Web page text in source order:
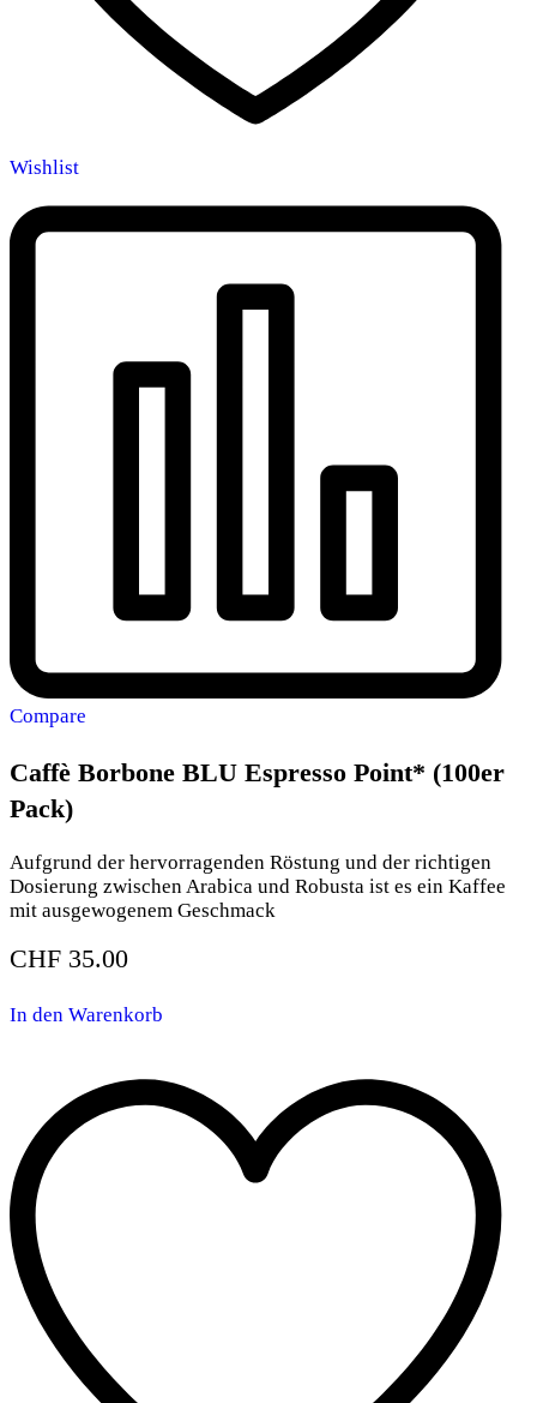
Wishlist
Compare
Caffè Borbone BLU Espresso Point* (100er
Pack)
Aufgrund der hervorragenden Röstung und der richtigen
Dosierung zwischen Arabica und Robusta ist es ein Kaffee
mit ausgewogenem Geschmack
CHF 35.00
In den Warenkorb